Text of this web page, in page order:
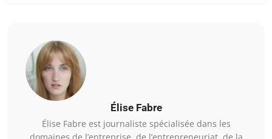
Élise Fabre
Élise Fabre est journaliste spécialisée dans les